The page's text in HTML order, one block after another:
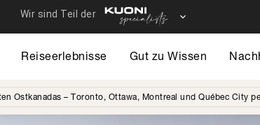
Reiseerlebnisse Gut zu Wissen
Ostkanadas – Toronto, Ottawa, Montreal und Québec City